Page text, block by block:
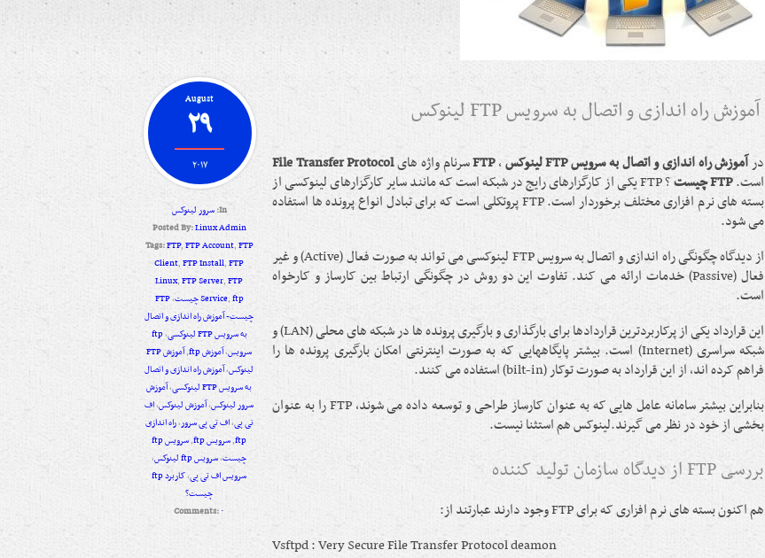
August
۲۹
۲۰۱۷
In: سرور لینوکس
Posted By:Linux Admin
Tags:FTP,FTP Account,FTP
Client,FTP Install,FTP
Linux,FTP Server,FTP
Service,ftp چیست ,
FTP
چیست- آموزش راه اندازی و اتصال
به سرویس FTP لینوکسی
,
ftp
سرویس,آموزش ftp ,
آموزش FTP
لینوکس,آموزش راه اندازی و اتصال
به سرویس FTP لینوکسی
,آموزش
سرور لینوکس,آموزش لینوکس,اف
تی پی,اف تی پی سرور,راه اندازی
ftp
,سرویس ftp ,
سرویس ftp
چیست,سرویس ftp لینوکس
,
سرویس اف تی پی,
کاربرد ftp
چیست؟
Comments:۰
آموزش راه اندازی و اتصال به سرویس FTP لینوکس
درآموزش راه اندازی و اتصال به سرویسFTPلینوکس،FTPسرنام واژه هایFile Transfer Protocol
است.FTPچیست
؟ FTP یکی از کارگزارهای رایج در شبکه است که مانند سایر کارگزارهای لینوکسی از
بسته های نرم افزاری مختلف برخوردار است. FTP پروتکلی است که برای تبادل انواع پرونده ها استفاده
می شود.
از دیدگاه چگونگی راه اندازی و اتصال به سرویس FTP لینوکسی می تواند به صورت فعال (Active) و غیر
فعال (Passive) خدمات ارائه می کند. تفاوت این دو روش در چگونگی ارتباط بین کارساز و کارخواه
است.
این قرارداد یکی از پرکاربردترین قراردادها برای بارگذاری و بارگیری پرونده ها در شبکه های محلی (LAN) و
شبکه سراسری (Internet) است. بیشتر پایگاههایی که به صورت اینترنتی امکان بارگیری پرونده ها را
فراهم کرده اند، از این قرارداد به صورت توکار (bilt-in) استفاده می کنند.
بنابراین بیشتر سامانه عامل هایی که به عنوان کارساز طراحی و توسعه داده می شوند، FTP را به عنوان
بخشی از خود در نظر می گیرند.لینوکس هم استثنا نیست.
بررسی FTP از دیدگاه سازمان تولید کننده
هم اکنون بسته های نرم افزاری که برای FTP وجود دارند عبارتند از:
Vsftpd : Very Secure File Transfer Protocol deamon